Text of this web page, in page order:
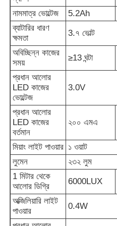
পুনরায় চার্জযোগ্য খনির ক্যাপ ল্যাম্প
ভূগর্ভস্থ বেতার ক্যাপ ল্যাম্প
কয়লা খনির আলো
মাইনার্স হেড ল্যাম্প
খনির হার্ড হ্যাট লাইট
বিস্ফোরণ প্রতিরোধী ফ্ল্যাশলাইট
শিল্প এলইডি স্ট্রিপ লাইট
নামমাত্র ভোল্টেজ
5.2Ah
ব্যাটারির ধারণ
ক্ষমতা
3.৭ ভোল্ট
অবিচ্ছিন্ন কাজের
সময়
≥13 ঘন্টা
প্রধান আলোর
LED কাজের
ভোল্টেজ
3.0V
প্রধান আলোর
LED কাজের
বর্তমান
২০০ এমএ
মিয়াং লাইট পাওয়ার ১ ওয়াট
লুমেন
২৩২ লুম
1 মিটার থেকে
আলোর ডিগ্রি
6000LUX
অক্জিলিয়ারি লাইট
পাওয়ার
0.4W